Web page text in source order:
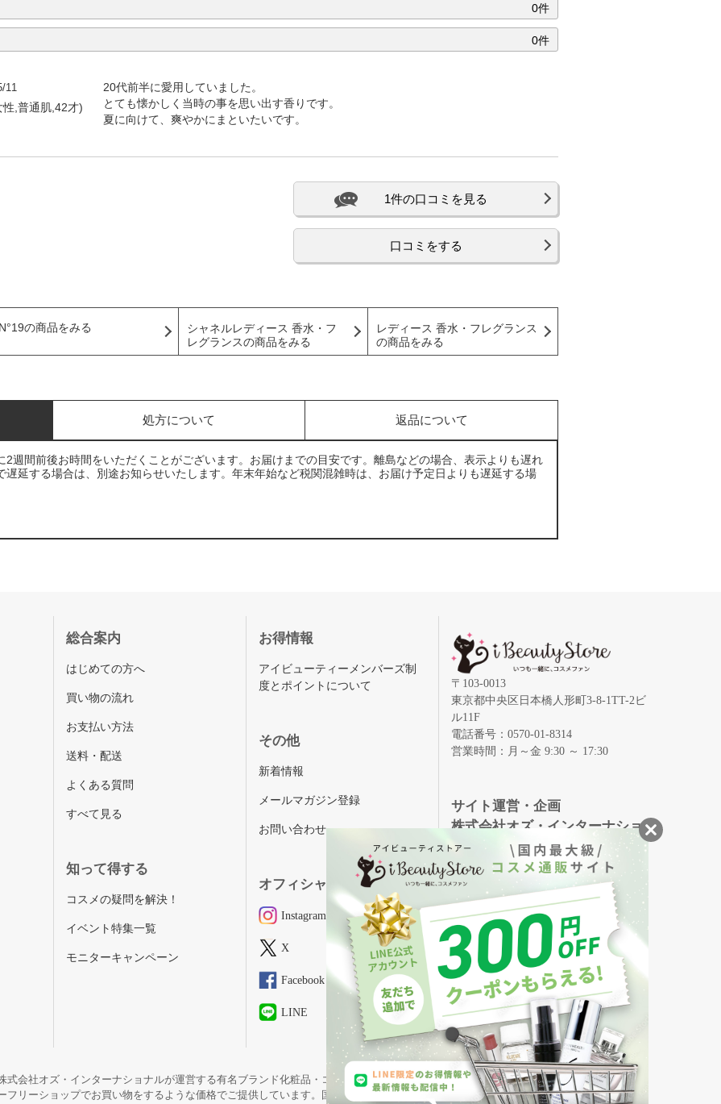
0件
0件
11
性,普通肌,42才)
20代前半に愛用していました。
とても懐かしく当時の事を思い出す香りです。
夏に向けて、爽やかにまといたいです。
1件の口コミを見る
口コミをする
N°19の商品をみる
シャネルレディース 香水・フ
レグランスの商品をみる
レディース 香水・フレグランス
の商品をみる
処方について 返品について
2週間前後お時間をいただくことがございます。お届けまでの目安です。離島などの場合、表示よりも遅れ
遅延する場合は、別途お知らせいたします。年末年始など税関混雑時は、お届け予定日よりも遅延する場
総合案内
はじめての方へ
買い物の流れ
お支払い方法
送料・配送
よくある質問
すべて見る
知って得する
コスメの疑問を解決！
イベント特集一覧
モニターキャンペーン
お得情報
アイビューティーメンバーズ制
度とポイントについて
その他
新着情報
メールマガジン登録
お問い合わせ
オフィシャルSNS
Instagram
X
Facebook
LINE
〒103-0013
東京都中央区日本橋人形町3-8-1TT-2ビ
ル11F
電話番号：0570-01-8314
営業時間：月～金 9:30 ～ 17:30
サイト運営・企画
株式会社オズ・インターナショ
ナル
創業150年、英国伝統の最高級猪毛ハン
ドメイドヘアブラシ
メイソンピアソン
式会社オズ・インターナショナルが運営する有名ブランド化粧品・コスメ・美容商品の通販サイトです。
フリーショップでお買い物をするような価格でご提供しています。国内未発売の化粧品も取り揃えています。